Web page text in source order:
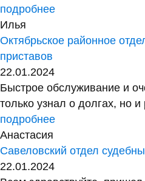
подробнее
Илья
Октябрьское районное
приставов
22.01.2024
Быстрое обслуживание и
только узнал о долгах, но
подробнее
Анастасия
Савеловский отдел
22.01.2024